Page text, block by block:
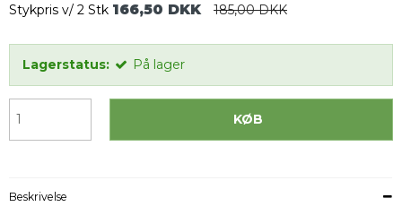
Stykpris v/ 2 Stk 166,50 DKK 185,00 DKK
Lagerstatus: På lager
KØB
Beskrivelse